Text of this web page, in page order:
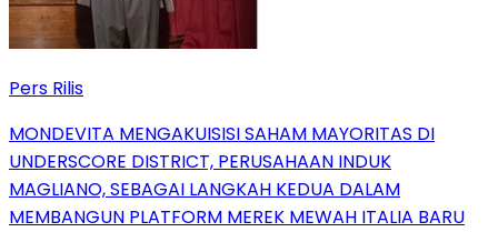
Pers Rilis
MONDEVITA MENGAKUISISI SAHAM MAYORITAS DI
UNDERSCORE DISTRICT, PERUSAHAAN INDUK
MAGLIANO, SEBAGAI LANGKAH KEDUA DALAM
MEMBANGUN PLATFORM MEREK MEWAH ITALIA BARU